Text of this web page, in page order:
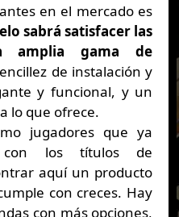
en el mercado es
sabrá satisfacer las
amplia gama de
de instalación y
y funcional, y un
lo que ofrece.
jugadores que ya
con los títulos de
aquí un producto
con creces. Hay
con más opciones,